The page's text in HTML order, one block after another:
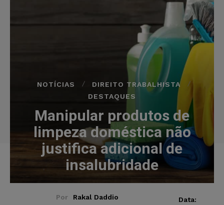
NOTÍCIAS
DIREITO TRABALHISTA
DESTAQUES
Manipular produtos de
limpeza doméstica não
justifica adicional de
insalubridade
Por Rakal Daddio
Data: